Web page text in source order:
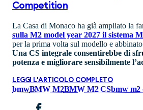
Competition
La Casa di Monaco ha già ampliato la
sulla M2 model year 2027 il sistema
per la prima volta sul modello e
Una CS integrale consentirebbe di
potenza e migliorare sensibilmente
LEGGI L'ARTICOLO COMPLETO
bmwBMW M2BMW M2 CSbmw m2